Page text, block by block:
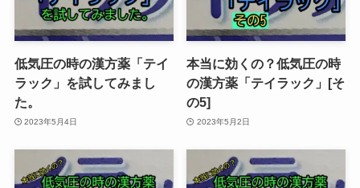
低気圧の時の漢方薬「テイ
ラック」を試してみまし
た。
2023年5月4日
本当に効くの？低気圧の時
の漢方薬「テイラック」[そ
の5]
2023年5月2日